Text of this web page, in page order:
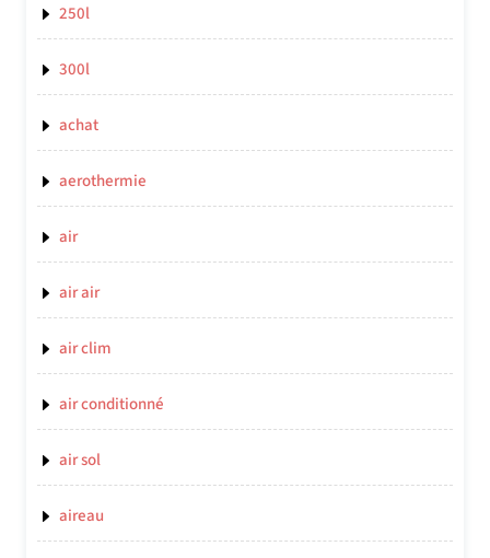
250l
300l
achat
aerothermie
air
air air
air clim
air conditionné
air sol
aireau